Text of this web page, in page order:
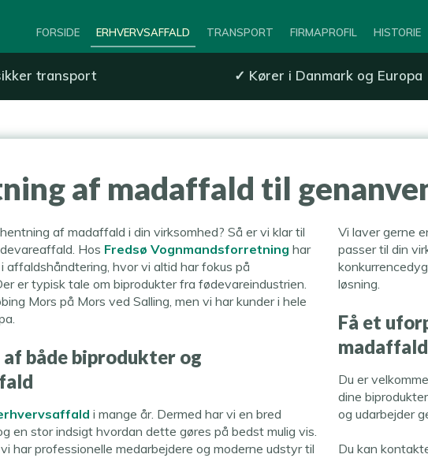
FORSIDE ERHVERVSAFFALD TRANSPORT FIRMAPROFIL HISTORIE
transport​ ✓ Kører i Danmark og Europa
af madaffald til
af madaffald i din virksomhed? Så er vi klar til
Hos Fredsø Vognmandsforretning har
affaldshåndtering, hvor vi altid har fokus på
er typisk tale om biprodukter fra fødevareindustrien.
Mors på Mors ved Salling, men vi har kunder i hele
både biprodukter og
i mange år. Dermed har vi en bred
en stor indsigt hvordan dette gøres på bedst mulig vis.
har professionelle medarbejdere og moderne udstyr til
Vi laver gerne
passer til din
løsning.
Få et
madaffald
Du er
dine
og udarbejder
Du kan